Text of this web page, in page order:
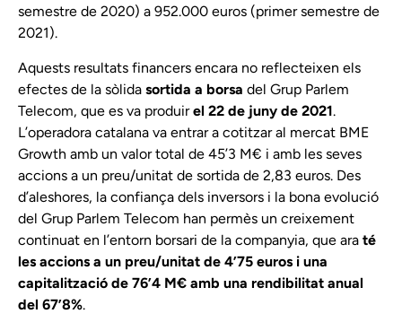
semestre de 2020) a 952.000 euros (primer semestre de
2021).
Aquests resultats financers encara no reflecteixen els
efectes de la sòlida sortida a borsa del Grup Parlem
Telecom, que es va produirel 22 de juny de 2021.
L’operadora catalana va entrar a cotitzar al mercat BME
Growth amb un valor total de 45’3 M€ i amb les seves
accions a un preu/unitat de sortida de 2,83 euros. Des
d’aleshores, la confiança dels inversors i la bona evolució
del Grup Parlem Telecom han permès un creixement
continuat en l’entorn borsari de la companyia, que ara té
les accions a un preu/unitat de 4’75 euros i una
capitalització de 76’4 M€ amb una rendibilitat anual
del 67’8%.